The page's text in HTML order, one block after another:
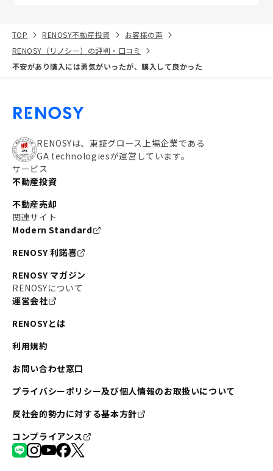
TOP RENOSY不動産投資
お客様の声
RENOSY（リノシー）の評判・口コミ
不安があり購入には勇気がいったが、購入して良かった
RENOSYは、東証グロース上場企業である
GA technologiesが運営しています。
サービス
不動産投資
不動産売却
関連サイト
Modern Standard
RENOSY 利諾喜
RENOSY マガジン
RENOSYについて
運営会社
RENOSYとは
利用規約
お問い合わせ窓口
プライバシーポリシー及び個人情報のお取扱いについて
反社会的勢力に対する基本方針
コンプライアンス